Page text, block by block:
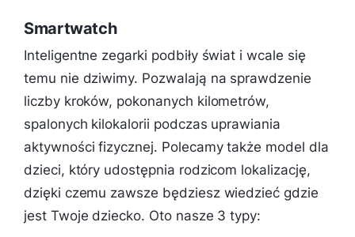
Smartwatch
Inteligentne zegarki podbiły świat i wcale się
temu nie dziwimy. Pozwalają na sprawdzenie
liczby kroków, pokonanych kilometrów,
spalonych kilokalorii podczas uprawiania
aktywności fizycznej. Polecamy także model dla
dzieci, który udostępnia rodzicom lokalizację,
dzięki czemu zawsze będziesz wiedzieć gdzie
jest Twoje dziecko. Oto nasze 3 typy: